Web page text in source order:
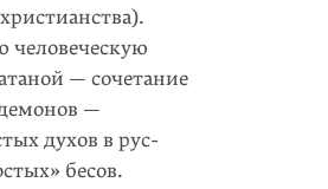
человеческую
— сочета­ние
—
духов в рус­
бесов.